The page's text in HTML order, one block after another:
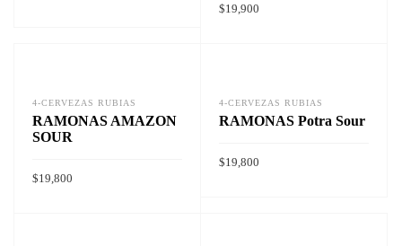
$19,900
4-CERVEZAS RUBIAS
RAMONAS AMAZON
SOUR
$19,800
4-CERVEZAS RUBIAS
RAMONAS Potra Sour
$19,800